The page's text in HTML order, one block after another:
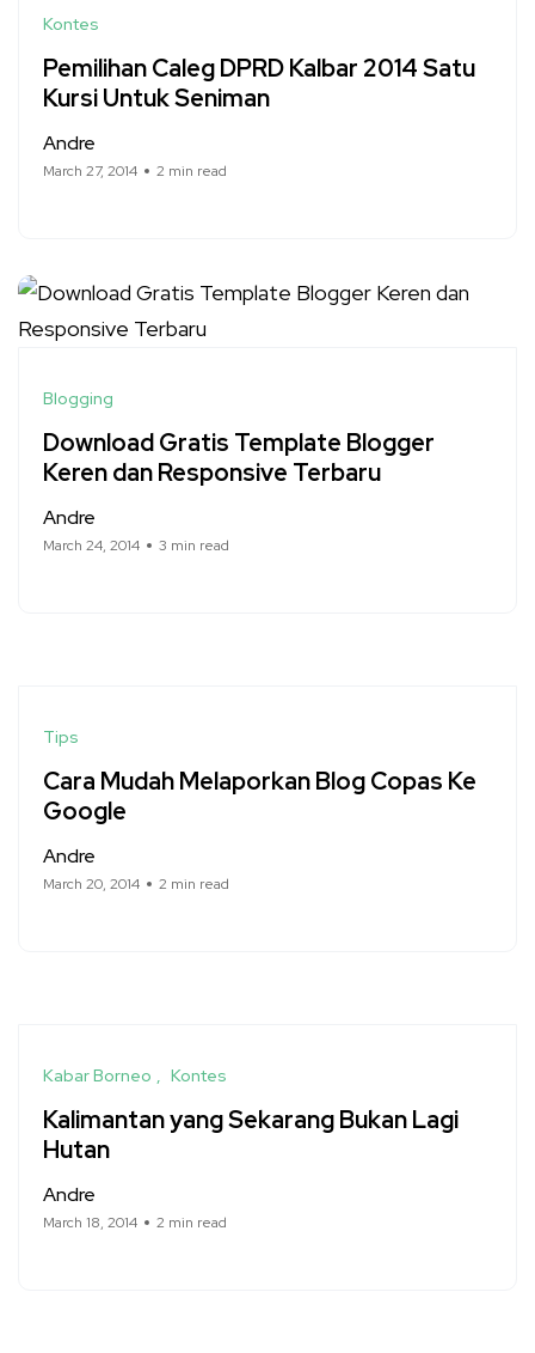
Kontes
Pemilihan Caleg DPRD Kalbar 2014 Satu
Kursi Untuk Seniman
Andre
March 27, 2014 2 min read
Blogging
Download Gratis Template Blogger
Keren dan Responsive Terbaru
Andre
March 24, 2014 3 min read
Tips
Cara Mudah Melaporkan Blog Copas Ke
Google
Andre
March 20, 2014 2 min read
Kabar Borneo Kontes
Kalimantan yang Sekarang Bukan Lagi
Hutan
Andre
March 18, 2014 2 min read